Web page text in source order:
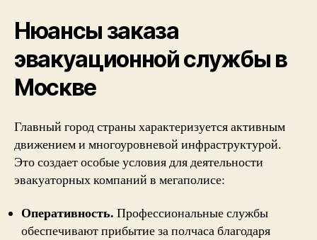
Нюансы заказа
эвакуационной службы в
Москве
Главный город страны характеризуется активным
движением и многоуровневой инфраструктурой.
Это создает особые условия длядеятельности
эвакуаторных компаний в мегаполисе:
Оперативность. Профессиональные службы
обеспечивают прибытие за полчаса благодаря